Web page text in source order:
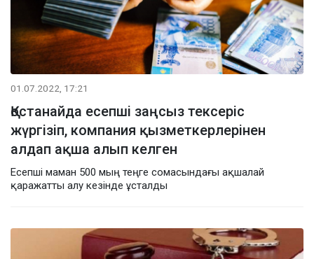
01.07.2022, 17:21
Қостанайда есепші заңсыз тексеріс
жүргізіп, компания қызметкерлерінен
алдап ақша алып келген
Есепші маман 500 мың теңге сомасындағы ақшалай
қаражатты алу кезінде ұсталды